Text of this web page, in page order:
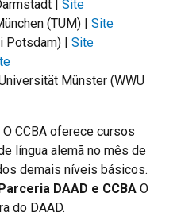
| Site
(TUM) | Site
Potsdam) | Site
Münster (WWU
O CCBA oferece cursos
língua alemã no mês de
demais níveis básicos.
Parceria DAAD e CCBA O
do DAAD.